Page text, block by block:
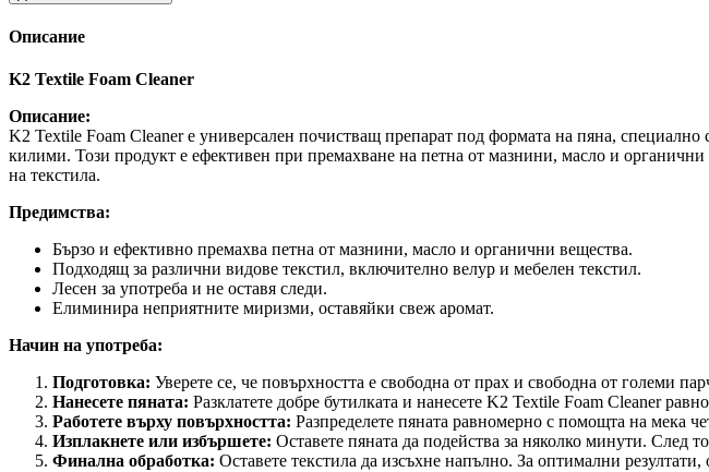
Описание
K2 Textile Foam Cleaner
Описание:
K2 Textile Foam Cleaner е универсален почистващ препарат под формата на пяна,
килими. Този продукт е ефективен при премахване на петна от мазнини, масло и
на текстила.
Предимства:
Бързо и ефективно премахва петна от мазнини, масло и органични вещества.
Подходящ за различни видове текстил, включително велур и мебелен текстил.
Лесен за употреба и не оставя следи.
Елиминира неприятните миризми, оставяйки свеж аромат.
Начин на употреба:
Подготовка: Уверете се, че повърхността е свободна от прах и свободна от големи
Нанесете пяната: Разклатете добре бутилката и нанесете K2 Textile Foam Cleaner
Работете върху повърхността: Разпределете пяната равномерно с помощта на мека
Изплакнете или избършете: Оставете пяната да подейства за няколко минути. След
Финална обработка: Оставете текстила да изсъхне напълно. За оптимални